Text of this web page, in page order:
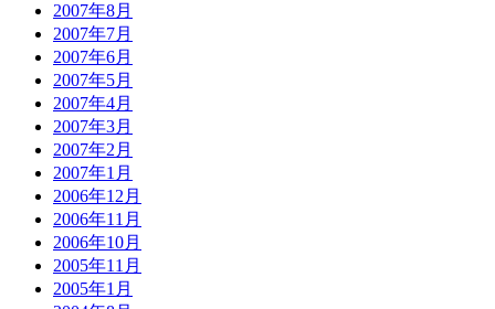
2007年8月
2007年7月
2007年6月
2007年5月
2007年4月
2007年3月
2007年2月
2007年1月
2006年12月
2006年11月
2006年10月
2005年11月
2005年1月